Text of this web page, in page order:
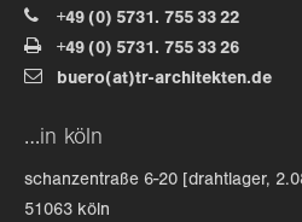
info@yourdomain.com
about us
lorem ipsum dolor sit amet,
aenean commodo ligula eget
+49 (0) 5731. 755 33 22
+49 (0) 5731. 755 33 26
buero(at)tr-architekten.de
…in köln
schanzentraße 6-20 [drahtlager,
51063 köln